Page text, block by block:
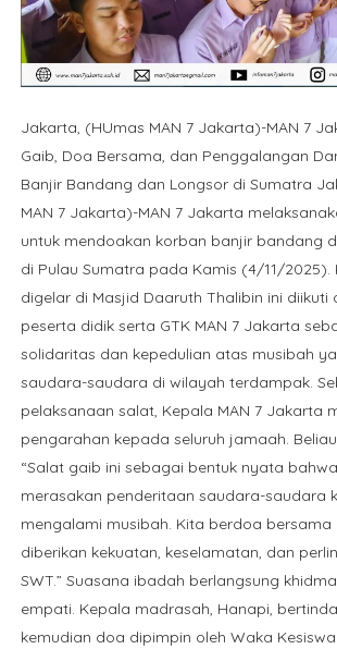
Jakarta, (HUmas MAN 7 Jakarta)-MAN 7
Gaib, Doa Bersama, dan Penggalangan
Banjir Bandang dan Longsor di Sumatra
MAN 7 Jakarta)-MAN 7 Jakarta
untuk mendoakan korban banjir bandang
di Pulau Sumatra pada Kamis (4/11/2025).
digelar di Masjid Daaruth Thalibin ini diikuti
peserta didik serta GTK MAN 7 Jakarta
solidaritas dan kepedulian atas musibah
saudara-saudara di wilayah terdampak.
pelaksanaan salat, Kepala MAN 7 Jakarta
pengarahan kepada seluruh jamaah.
“Salat gaib ini sebagai bentuk nyata
merasakan penderitaan saudara-saudara
mengalami musibah. Kita berdoa bersama
diberikan kekuatan, keselamatan, dan
SWT.” Suasana ibadah berlangsung
empati. Kepala madrasah, Hanapi,
kemudian doa dipimpin oleh Waka